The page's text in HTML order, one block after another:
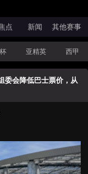
点 新闻 其他赛事
亚精英 西甲
甲 世亚预 中甲
CBA WNBA
委会降低巴士票价，从